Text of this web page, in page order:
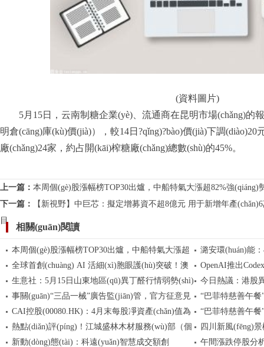
(資料圖片)
5月15日，云南制糖企業(yè)、流通商在昆明市場(chǎng)
明倉(cāng)庫(kù)價(jià)），較14日?qǐng)?bào)價(jià)下調(diào)20元/
廠(chǎng)24家，約占開(kāi)榨糖廠(chǎng)總數(shù)的45%。
上一篇： 本周個(gè)股漲幅榜TOP30出爐，中船特氣大漲超82%強
下一篇：
【新視野】中巨芯：擬定增募資不超8億元 用于新增年產
目
相關(guān)閱讀
本周個(gè)股漲幅榜TOP30出爐，中船特氣大漲超
82%強(qiáng)勢(shì)領(lǐng)跑_每日短訊
潞安環(huán)能
1.33%
全球首創(chuàng) AI 活細(xì)胞眼護(hù)突破！澳
紳樂(lè)智能AI眼綜合震撼發(fā)布 一眼一策?養
(yǎng)眼周更養(yǎng)眼球
OpenAI推出
用戶(hù)可用_焦點
生意社：5月15日山東地區(qū)異丁醛行情弱勢(shì)
趨穩(wěn)
今日熱議：港股
(tuán)(00815)午后
(xiàn)貨白銀失守
事關(guān)“三品一械”廣告監(jiān)管，官方征意見
(jiàn)：規(guī)范用語(yǔ)用字管理
“巴菲特慈善午餐
CAI控股(00080.HK)：4月末每股凈資產(chǎn)值為
0.14港元|每日熱門(mén)
“巴菲特慈善午餐
熱點(diǎn)評(píng)！江城盛林木材服務(wù)部（個
(gè)體工商戶(hù)）成立 注冊(cè)資本10萬(wàn)人民
四川新風(fēng)
立 注冊(cè)資本
新動(dòng)態(tài)：科遠(yuǎn)智慧成交額創 午間漲跌停股分析